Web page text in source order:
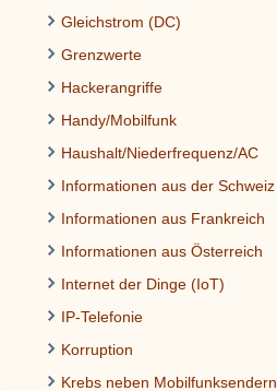
Gleichstrom (DC)
Grenzwerte
Hackerangriffe
Handy/Mobilfunk
Haushalt/Niederfrequenz/AC
Informationen aus der Schweiz
Informationen aus Frankreich
Informationen aus Österreich
Internet der Dinge (IoT)
IP-Telefonie
Korruption
Krebs neben Mobilfunksendern